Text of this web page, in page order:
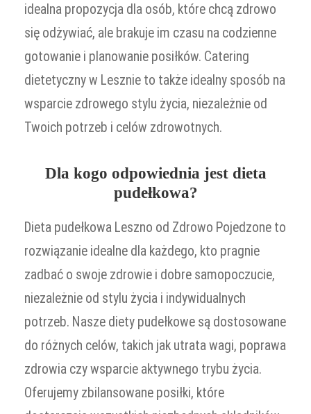
idealna propozycja dla osób, które chcą zdrowo
się odżywiać, ale brakuje im czasu na codzienne
gotowanie i planowanie posiłków. Catering
dietetyczny w Lesznie to także idealny sposób na
wsparcie zdrowego stylu życia, niezależnie od
Twoich potrzeb i celów zdrowotnych.
Dla kogo odpowiednia jest dieta
pudełkowa?
Dieta pudełkowa Leszno od Zdrowo Pojedzone to
rozwiązanie idealne dla każdego, kto pragnie
zadbać o swoje zdrowie i dobre samopoczucie,
niezależnie od stylu życia i indywidualnych
potrzeb. Nasze diety pudełkowe są dostosowane
do różnych celów, takich jak utrata wagi, poprawa
zdrowia czy wsparcie aktywnego trybu życia.
Oferujemy zbilansowane posiłki, które